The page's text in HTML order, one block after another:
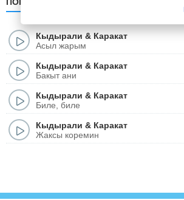
Кыдырали & Каракат
Асыл жарым
Кыдырали & Каракат
Бакыт ани
Кыдырали & Каракат
Биле, биле
Кыдырали & Каракат
Жаксы коремин